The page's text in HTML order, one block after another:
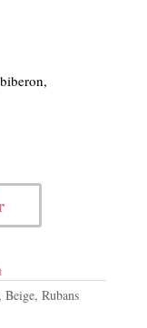
Beige, Rubans